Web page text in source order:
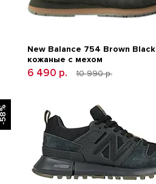
New Balance 754 Brown Black
кожаные с мехом
6 490 р. 10 990 р.
-58%